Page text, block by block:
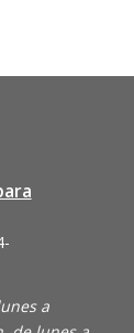
a